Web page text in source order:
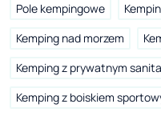
Pole kempingowe
Kemping nad morzem
Kemping z prywatnym
Kemping z boiskiem